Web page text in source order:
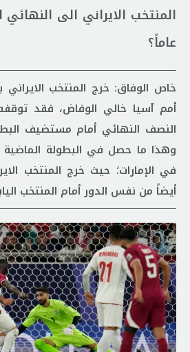
عاماً؟
خاص الوفاق: خرج المنتخب
أمم آسيا خالي الوفاض، فقد
النصف النهائي أمام مستضيف
في الإمارات؛ حيث خرج المنتخب
أيضاً من نفس الدور أمام المنتخب